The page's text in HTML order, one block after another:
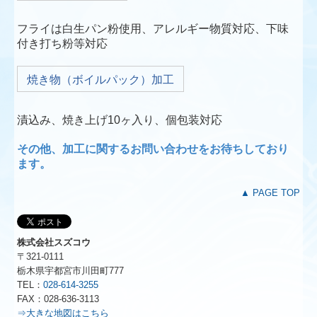
株式会社スズコウ
〒321-0111
栃木県宇都宮市川田町777
TEL：028-614-3255
FAX：028-636-3113
⇒大きな地図はこちら
フライは白生パン粉使用、アレルギー物質対応、下味
付き打ち粉等対応
焼き物（ボイルパック）加工
漬込み、焼き上げ10ヶ入り、個包装対応
その他、加工に関するお問い合わせをお待ちしており
ます。
▲ PAGE TOP